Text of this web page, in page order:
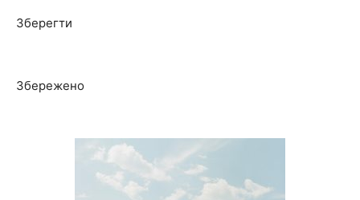
Зберегти
Збережено